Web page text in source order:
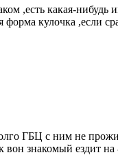
,есть какая-нибудь
кулочка ,если
ГБЦ с ним не
знакомый ездит